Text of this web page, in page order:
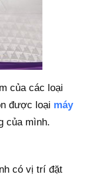
của các loại
được loại máy
của mình.
có vị trí đặt